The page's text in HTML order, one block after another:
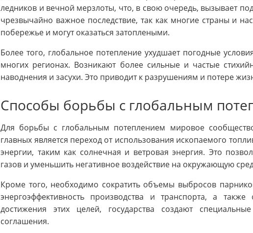
ледников и вечной мерзлоты, что, в свою очередь, вызывает
чрезвычайно важное последствие, так как многие страны и
побережье и могут оказаться затоплеными.
Более того, глобальное потепление ухудшает погодные
многих регионах. Возникают более сильные и частые
наводнения и засухи. Это приводит к разрушениям и потере
Способы борьбы с глобальным
Для борьбы с глобальным потеплением мировое
главных является переход от использования ископаемого
энергии, таким как солнечная и ветровая энергия. Это
газов и уменьшить негативное воздействие на окружающую
Кроме того, необходимо сократить объемы выбросов
энергоэффективность производства и транспорта, а
достижения этих целей, государства создают
соглашения.